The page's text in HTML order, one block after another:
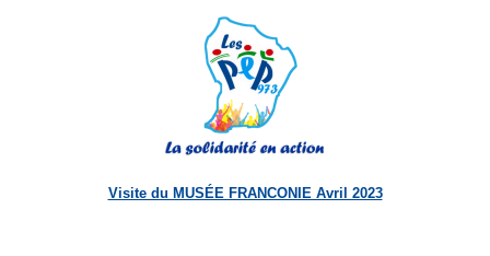
Visite du MUSÉE FRANCONIE Avril 2023